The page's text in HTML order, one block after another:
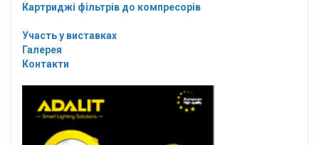
Картриджі фільтрів до компресорів
Участь у виставках
Галерея
Контакти